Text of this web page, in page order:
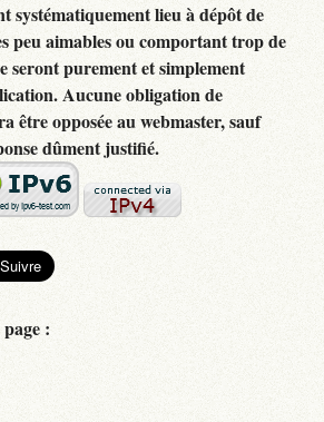
systématiquement lieu à dépôt de
peu aimables ou comportant trop de
seront purement et simplement
Aucune obligation de
être opposée au webmaster, sauf
dûment justifié.
: